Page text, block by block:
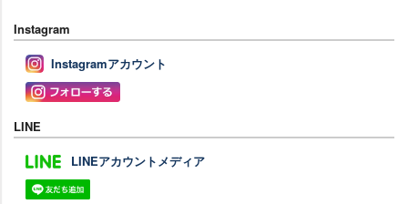
Instagram
Instagramアカウント
LINE
LINEアカウントメディア